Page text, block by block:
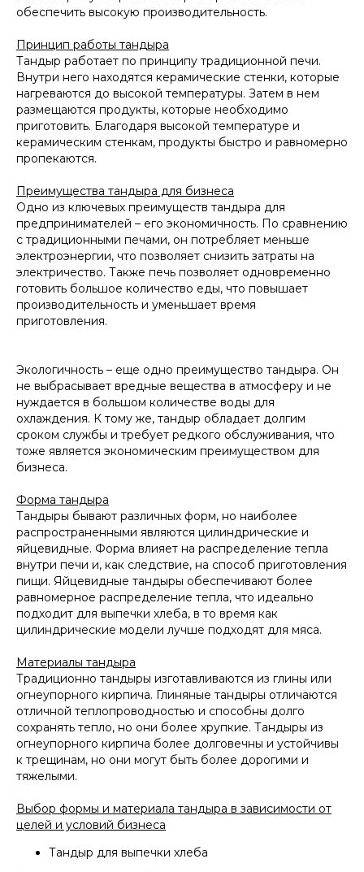
обеспечить высокую производительность.
Принцип работы тандыра
Тандыр работает по принципу традиционной печи.
Внутри него находятся керамические стенки, которые
нагреваются до высокой температуры. Затем в нем
размещаются продукты, которые необходимо
приготовить. Благодаря высокой температуре и
керамическим стенкам, продукты быстро и равномерно
пропекаются.
Преимущества тандыра для бизнеса
Одно из ключевых преимуществ тандыра для
предпринимателей – его экономичность. По сравнению
с традиционными печами, он потребляет меньше
электроэнергии, что позволяет снизить затраты на
электричество. Также печь позволяет одновременно
готовить большое количество еды, что повышает
производительность и уменьшает время
приготовления.
Экологичность – еще одно преимущество тандыра. Он
не выбрасывает вредные вещества в атмосферу и не
нуждается в большом количестве воды для
охлаждения. К тому же, тандыр обладает долгим
сроком службы и требует редкого обслуживания, что
тоже является экономическим преимуществом для
бизнеса.
Форма тандыра
Тандыры бывают различных форм, но наиболее
распространенными являются цилиндрические и
яйцевидные. Форма влияет на распределение тепла
внутри печи и, как следствие, на способ приготовления
пищи. Яйцевидные тандыры обеспечивают более
равномерное распределение тепла, что идеально
подходит для выпечки хлеба, в то время как
цилиндрические модели лучше подходят для мяса.
Материалы тандыра
Традиционно тандыры изготавливаются из глины или
огнеупорного кирпича. Глиняные тандыры отличаются
отличной теплопроводностью и способны долго
сохранять тепло, но они более хрупкие. Тандыры из
огнеупорного кирпича более долговечны и устойчивы
к трещинам, но они могут быть более дорогими и
тяжелыми.
Выбор формы и материала тандыра в зависимости от
целей и условий бизнеса
Тандыр для выпечки хлеба